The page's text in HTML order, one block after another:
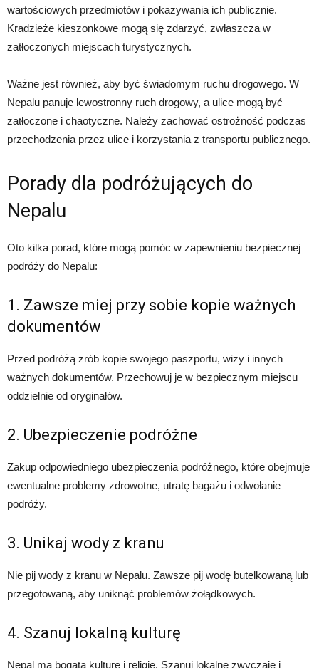
wartościowych przedmiotów i pokazywania ich publicznie.
Kradzieże kieszonkowe mogą się zdarzyć, zwłaszcza w
zatłoczonych miejscach turystycznych.
Ważne jest również, aby być świadomym ruchu drogowego. W
Nepalu panuje lewostronny ruch drogowy, a ulice mogą być
zatłoczone i chaotyczne. Należy zachować ostrożność podczas
przechodzenia przez ulice i korzystania z transportu publicznego.
Porady dla podróżujących do
Nepalu
Oto kilka porad, które mogą pomóc w zapewnieniu bezpiecznej
podróży do Nepalu:
1. Zawsze miej przy sobie kopie ważnych
dokumentów
Przed podróżą zrób kopie swojego paszportu, wizy i innych
ważnych dokumentów. Przechowuj je w bezpiecznym miejscu
oddzielnie od oryginałów.
2. Ubezpieczenie podróżne
Zakup odpowiedniego ubezpieczenia podróżnego, które obejmuje
ewentualne problemy zdrowotne, utratę bagażu i odwołanie
podróży.
3. Unikaj wody z kranu
Nie pij wody z kranu w Nepalu. Zawsze pij wodę butelkowaną lub
przegotowaną, aby uniknąć problemów żołądkowych.
4. Szanuj lokalną kulturę
Nepal ma bogatą kulturę i religię. Szanuj lokalne zwyczaje i